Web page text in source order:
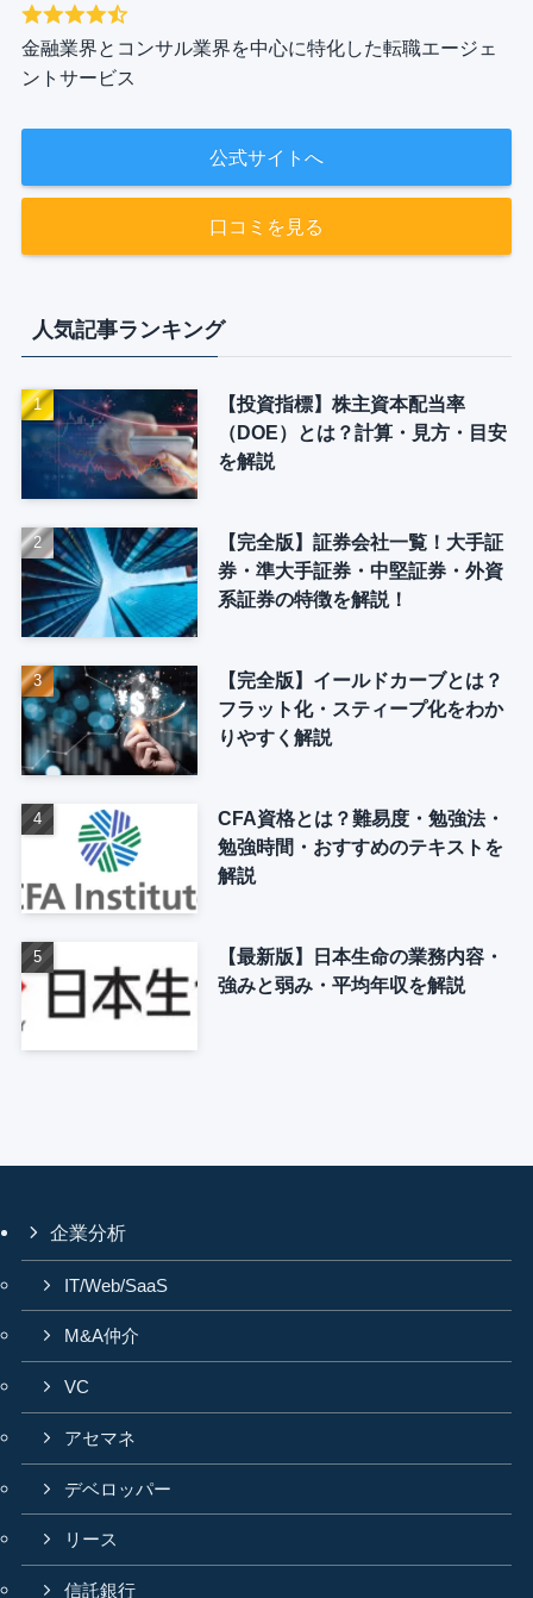
金融業界とコンサル業界を中心に特化した転職エージェ
ントサービス
公式サイトへ
口コミを見る
人気記事ランキング
【投資指標】株主資本配当率
（DOE）とは？計算・見方・目安
を解説
【完全版】証券会社一覧！大手証
券・準大手証券・中堅証券・外資
系証券の特徴を解説！
【完全版】イールドカーブとは？
フラット化・スティープ化をわか
りやすく解説
CFA資格とは？難易度・勉強法・
勉強時間・おすすめのテキストを
解説
【最新版】日本生命の業務内容・
強みと弱み・平均年収を解説
企業分析
IT/Web/SaaS
M&A仲介
VC
アセマネ
デベロッパー
リース
信託銀行